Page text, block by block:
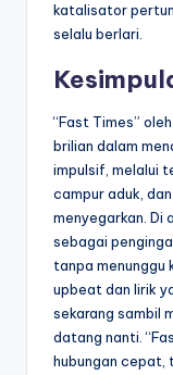
katalisator
selalu berlari.
“Fast Times”
brilian dalam
impulsif, melalui
campur aduk,
menyegarkan. Di
sebagai
tanpa menunggu
upbeat dan lirik
sekarang sambil
datang nanti.
hubungan cepat,